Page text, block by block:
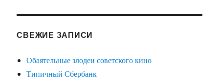
СВЕЖИЕ ЗАПИСИ
Обаятельные злодеи советского кино
Типичный Сбербанк